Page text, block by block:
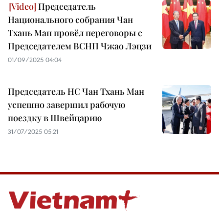
Председатель
Национального собрания Чан
Тхань Ман провёл переговоры с
Председателем ВСНП Чжао Лэцзи
01/09/2025 04:04
Председатель НС Чан Тхань Ман
успешно завершил рабочую
поездку в Швейцарию
31/07/2025 05:21